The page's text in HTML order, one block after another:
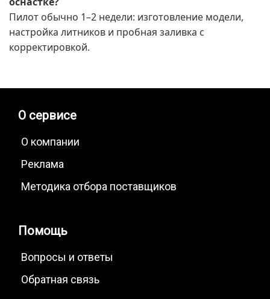
Пилот обычно 1–2 недели: изготовление модели,
настройка литников и пробная заливка с
корректировкой.
О сервисе
О компании
Реклама
Методика отбора поставщиков
Помощь
Вопросы и ответы
Обратная связь